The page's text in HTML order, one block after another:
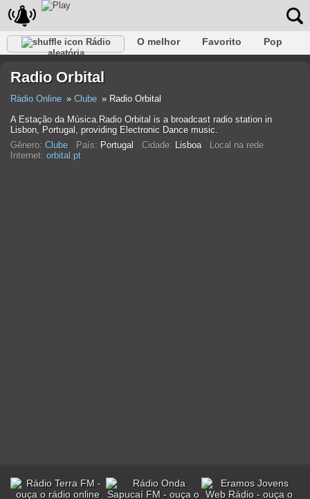
Rádio
aleatória
O melhor Favorito
Pop
Rap
Falk Jazz
Radio Orbital
Rádio Online Clube
Radio Orbital
A Estação da Música.Radio Orbital is a broadcast radio station in
Lisbon, Portugal, providing Electronic Dance music.
Gênero: Clube País: Portugal Cidade: Lisboa
Local na rede
Internet: orbital.pt